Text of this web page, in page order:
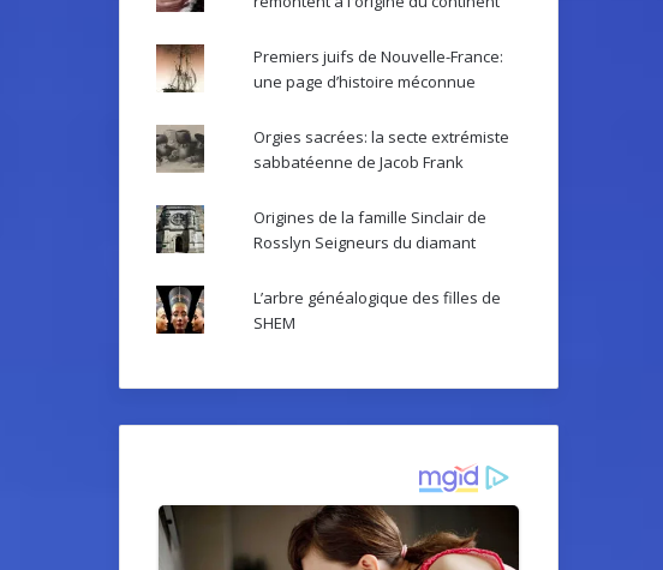
Premiers juifs de Nouvelle-France:
une page d’histoire méconnue
Orgies sacrées: la secte extrémiste
sabbatéenne de Jacob Frank
Origines de la famille Sinclair de
Rosslyn Seigneurs du diamant
L’arbre généalogique des filles de
SHEM